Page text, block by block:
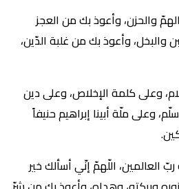
والحزن، وأعوذ بك من العجز
والبخل، وأعوذ بك من غلبة الدّين،
وعلى كلمة الإخلاص، وعلى دين
وعلى ملّة أبينا إبراهيم حنيفاً
العالمين، اللّهمّ إنّي أسألك خير